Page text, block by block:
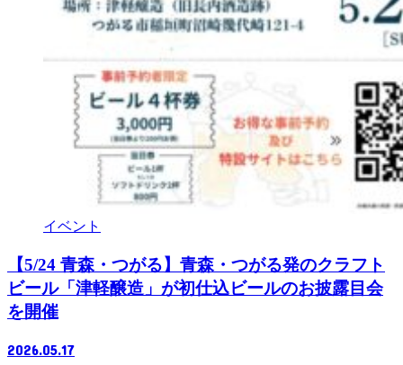
イベント
【5/24 青森・つがる】青森・つがる発のクラフト
ビール「津軽醸造」が初仕込ビールのお披露目会
を開催
2026.05.17